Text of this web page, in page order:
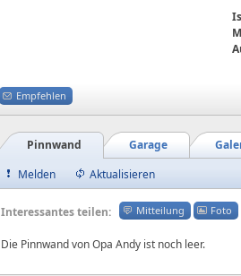
Empfehlen
Garage
Pinnwand
Melden
Aktualisieren
Interessantes teilen: Mitteilung Foto
Die Pinnwand von Opa Andy ist noch leer.